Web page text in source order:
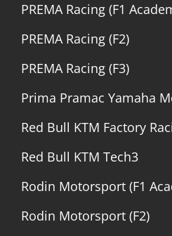
PREMA Racing (F1
PREMA Racing (F2)
PREMA Racing (F3)
Prima Pramac Yamaha
Red Bull KTM Factory
Red Bull KTM Tech3
Rodin Motorsport (F1
Rodin Motorsport (F2)